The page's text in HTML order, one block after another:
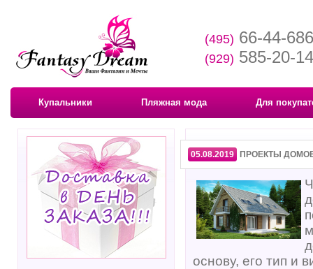
(495) 66-44-686
(929) 585-20-14
Купальники Пляжная мода Для
05.08.2019 ПРОЕКТЫ
основу, его тип и